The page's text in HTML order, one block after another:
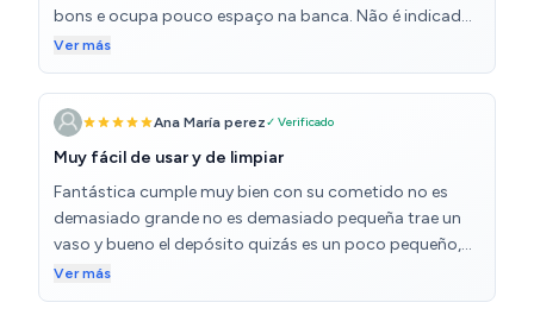
bons e ocupa pouco espaço na banca. Não é indicada
para frutos de casca rija, como aipo, cenoura e outros.
Ver más
Ana María perez✓ Verificado
Muy fácil de usar y de limpiar
Fantástica cumple muy bien con su cometido no es
demasiado grande no es demasiado pequeña trae un
vaso y bueno el depósito quizás es un poco pequeño,
pero para hacer los zumos de uno en uno ideal
recomiendo
Ver más